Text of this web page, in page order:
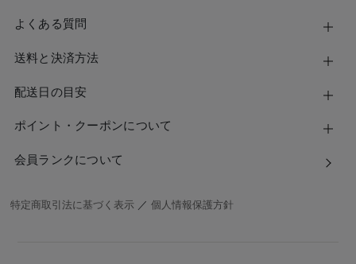
よくある質問
送料と決済方法
配送日の目安
ポイント・クーポンについて
会員ランクについて
特定商取引法に基づく表示 ／個人情報保護方針